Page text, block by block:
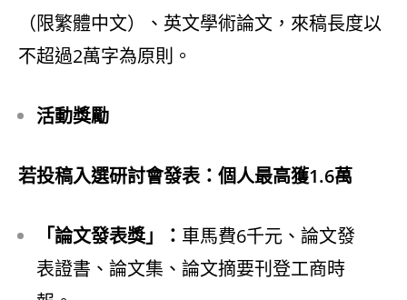
（限繁體中文）、英文學術論文，來稿長度以
不超過2萬字為原則。
活動獎勵
若投稿入選研討會發表：個人最高獲1.6萬
「論文發表獎」： 車馬費6千元、論文發
表證書、論文集、論文摘要刊登工商時